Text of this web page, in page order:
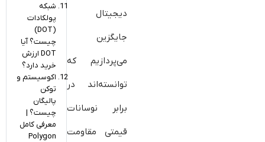
دیجیتال
جایگزین
می‌پردازیم که
توانسته‌اند در
برابر نوسانات
قیمتی مقاومت
شبکه
پولکادات
(DOT)
چیست؟ آیا
DOT ارزش
خرید دارد؟
اکوسیستم و
توکن
پالیگان
چیست؟ |
معرفی کامل
Polygon